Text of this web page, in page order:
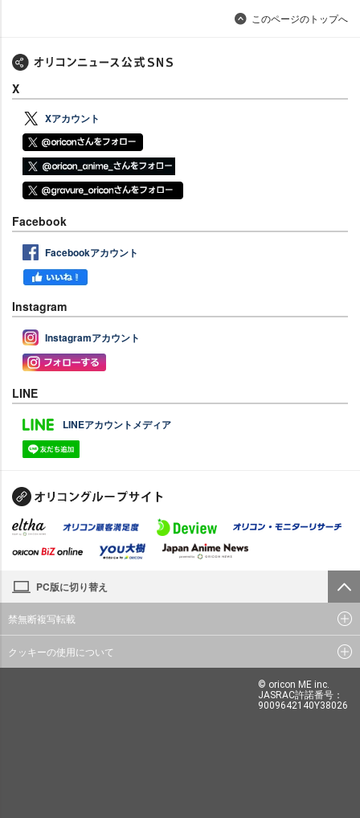
このページのトップへ
X
Xアカウント
Facebook
Facebookアカウント
Instagram
Instagramアカウント
LINE
LINEアカウントメディア
PC版に切り替え
禁無断複写転載
クッキーの使用について
© oricon ME inc.
JASRAC許諾番号：
9009642140Y38026